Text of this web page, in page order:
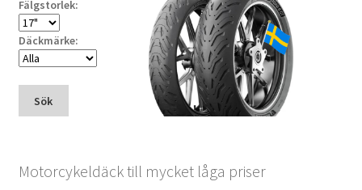
Fälgstorlek:
Däckmärke:
Sök
Motorcykeldäck till mycket låga priser